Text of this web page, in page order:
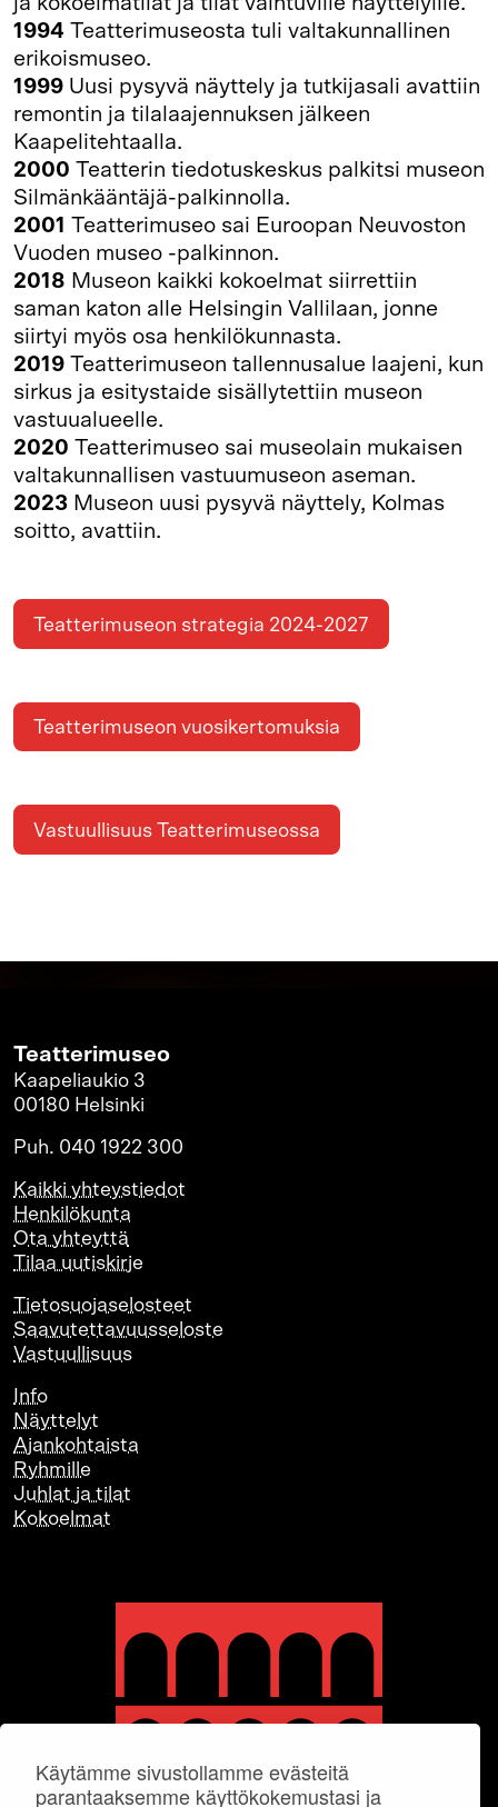
Käytämme sivustollamme evästeitä
parantaaksemme käyttökokemustasi ja
1994 Teatterimuseosta tuli valtakunnallinen
erikoismuseo.
1999 Uusi pysyvä näyttely ja tutkijasali avattiin
remontin ja tilalaajennuksen jälkeen
Kaapelitehtaalla.
2000 Teatterin tiedotuskeskus palkitsi museon
Silmänkääntäjä-palkinnolla.
2001 Teatterimuseo sai Euroopan Neuvoston
Vuoden museo -palkinnon.
2018 Museon kaikki kokoelmat siirrettiin
saman katon alle Helsingin Vallilaan, jonne
siirtyi myös osa henkilökunnasta.
2019 Teatterimuseon tallennusalue laajeni, kun
sirkus ja esitystaide sisällytettiin museon
vastuualueelle.
2020 Teatterimuseo sai museolain mukaisen
valtakunnallisen vastuumuseon aseman.
2023 Museon uusi pysyvä näyttely, Kolmas
soitto, avattiin.
Teatterimuseon strategia 2024-2027
Teatterimuseon vuosikertomuksia
Vastuullisuus Teatterimuseossa
Teatterimuseo
Kaapeliaukio 3
00180 Helsinki
Puh. 040 1922 300
Kaikki yhteystiedot
Henkilökunta
Ota yhteyttä
Tilaa uutiskirje
Tietosuojaselosteet
Saavutettavuusseloste
Vastuullisuus
Info
Näyttelyt
Ajankohtaista
Ryhmille
Juhlat ja tilat
Kokoelmat